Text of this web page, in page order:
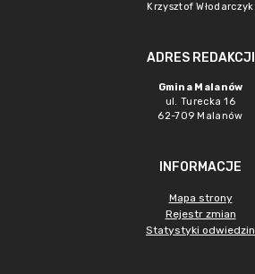
Krzysztof Włodarczyk
ADRES REDAKCJI
Gmina Malanów
ul. Turecka 16
62-709 Malanów
INFORMACJE
Mapa strony
Rejestr zmian
Statystyki odwiedzin